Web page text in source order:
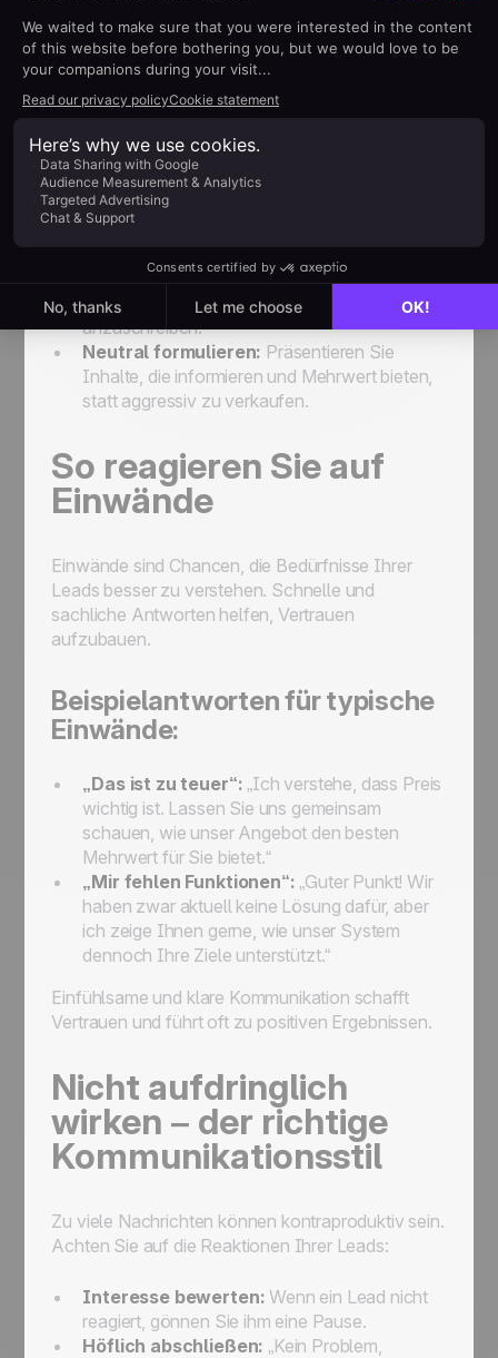
Teilen Sie nützliche Informationen, die Ihre Leads
wirklich interessieren könnten.
Was bei deutschen Leads gut
ankommt:
Branchenrelevante Tipps:
Artikel oder Checklisten, die einen praktischen
WhatsApp-Status nutzen:Veröffentlichen
Sie Neuigkeiten, ohne Leads direkt
anzuschreiben.
Neutral formulieren: Präsentieren Sie
Inhalte, die informieren und Mehrwert bieten,
statt aggressiv zu verkaufen.
So reagieren Sie auf
Einwände
Einwände sind Chancen, die Bedürfnisse Ihrer
Leads besser zu verstehen. Schnelle und
sachliche Antworten helfen, Vertrauen
aufzubauen.
Beispielantworten für typische
Einwände:
„Das ist zu teuer“: „Ich verstehe, dass Preis
wichtig ist. Lassen Sie uns gemeinsam
schauen, wie unser Angebot den besten
Mehrwert für Sie bietet.“
„Mir fehlen Funktionen“: „Guter Punkt! Wir
haben zwar aktuell keine Lösung dafür, aber
ich zeige Ihnen gerne, wie unser System
dennoch Ihre Ziele unterstützt.“
Einfühlsame und klare Kommunikation schafft
Vertrauen und führt oft zu positiven Ergebnissen.
Nicht aufdringlich
wirken – der richtige
Kommunikationsstil
Zu viele Nachrichten können kontraproduktiv sein.
Achten Sie auf die Reaktionen Ihrer Leads:
Interesse bewerten: Wenn ein Lead nicht
reagiert, gönnen Sie ihm eine Pause.
Höflich abschließen: „Kein Problem,